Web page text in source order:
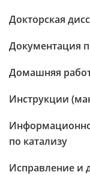
Докторская
Документация
Домашняя
Инструкции
по катализу
Исправление и